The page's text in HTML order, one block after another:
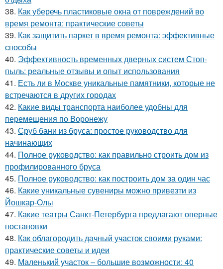
38. Как уберечь пластиковые окна от повреждений во
время ремонта: практические советы
39. Как защитить паркет в время ремонта: эффективные
способы
40. Эффективность временных дверных систем Стоп-
пыль: реальные отзывы и опыт использования
41. Есть ли в Москве уникальные памятники, которые не
встречаются в других городах
42. Какие виды транспорта наиболее удобны для
перемещения по Воронежу
43. Сруб бани из бруса: простое руководство для
начинающих
44. Полное руководство: как правильно строить дом из
профилированного бруса
45. Полное руководство: как построить дом за один час
46. Какие уникальные сувениры можно привезти из
Йошкар-Олы
47. Какие театры Санкт-Петербурга предлагают оперные
постановки
48. Как облагородить дачный участок своими руками:
практические советы и идеи
49. Маленький участок – большие возможности: 40